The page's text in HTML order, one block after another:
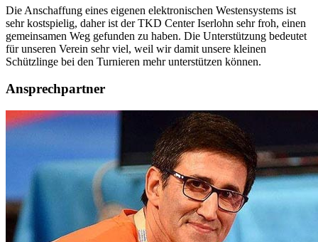
Die Anschaffung eines eigenen elektronischen Westensystems ist
sehr kostspielig, daher ist der TKD Center Iserlohn sehr froh, einen
gemeinsamen Weg gefunden zu haben. Die Unterstützung bedeutet
für unseren Verein sehr viel, weil wir damit unsere kleinen
Schützlinge bei den Turnieren mehr unterstützen können.
Ansprechpartner